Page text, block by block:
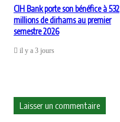
CIH Bank porte son bénéfice à 532
millions de dirhams au premier
semestre 2026
il y a 3 jours
Laisser un commentaire